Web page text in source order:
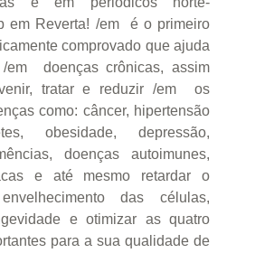
em Reverta! /em é o primeiro
comprovado que ajuda
doenças crônicas, assim
tratar e reduzir /em os
como: câncer, hipertensão
obesidade, depressão,
doenças autoimunes,
e até mesmo retardar o
das células,
e otimizar as quatro
para a sua qualidade de